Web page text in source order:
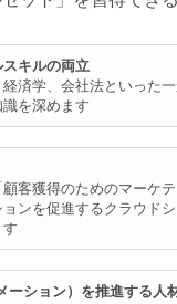
キルの両立
済学、会社法といった
を深めます
客獲得のためのマーケ
ンを促進するクラウド
ーション）を推進する人